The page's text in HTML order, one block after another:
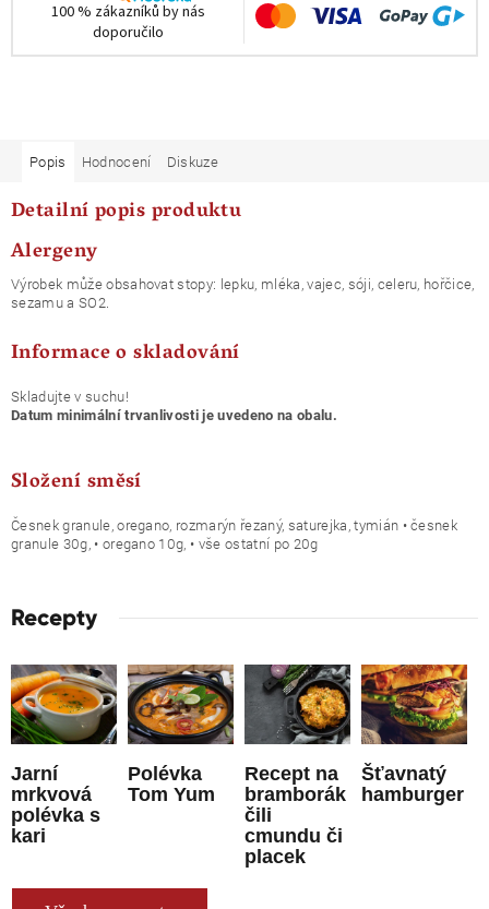
100 % zákazníků by nás
doporučilo
Popis Hodnocení Diskuze
Detailní popis produktu
Alergeny
Výrobek může obsahovat stopy: lepku, mléka, vajec, sóji, celeru, hořčice,
sezamu a SO2.
Informace o skladování
Skladujte v suchu!
Datum minimální trvanlivosti je uvedeno na obalu.
Složení směsí
Česnek granule, oregano, rozmarýn řezaný, saturejka, tymián • česnek
granule 30g, • oregano 10g, • vše ostatní po 20g
Recepty
Jarní
mrkvová
polévka s
kari
Polévka
Tom Yum
Recept na
bramborák
čili
cmundu či
placek
Šťavnatý
hamburger